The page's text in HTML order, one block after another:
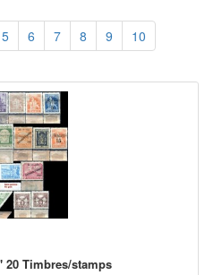
5 6 7 8 9 10
20 Timbres/stamps